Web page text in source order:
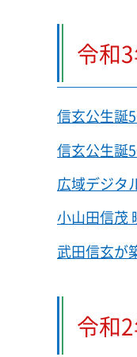
令和
信玄公生誕
信玄公生誕
広域デジタ
小山田信茂
武田信玄が
令和